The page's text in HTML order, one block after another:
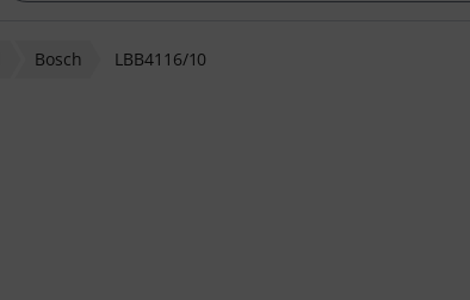
Bosch LBB4116/10